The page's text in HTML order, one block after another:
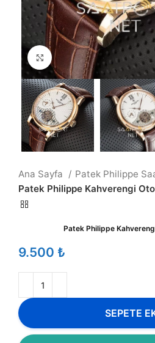
Büyütmek için tıklayın
Ana Sayfa
Patek Philippe
Patek Philippe Kahverengi
Patek Philippe
₺
SEPETE